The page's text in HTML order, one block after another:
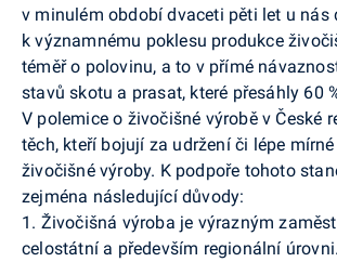
v minulém období dvaceti pěti let u nás
k významnému poklesu produkce
téměř o polovinu, a to v přímé
stavů skotu a prasat, které přesáhly 60
V polemice o živočišné výrobě v České
těch, kteří bojují za udržení či lépe
živočišné výroby. K podpoře tohoto
zejména následující důvody:
1. Živočišná výroba je výrazným
celostátní a především regionální